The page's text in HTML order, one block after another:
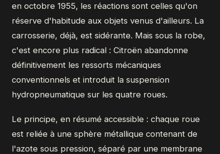
en octobre 1955, les réactions sont celles qu'on
réserve d'habitude aux objets venus d'ailleurs. La
carrosserie, déjà, est sidérante. Mais sous la robe,
c'est encore plus radical : Citroën abandonne
définitivement les ressorts mécaniques
conventionnels et introduit la suspension
hydropneumatique sur les quatre roues.
Le principe, en résumé accessible : chaque roue
est reliée à une sphère métallique contenant de
l'azote sous pression, séparé par une membrane